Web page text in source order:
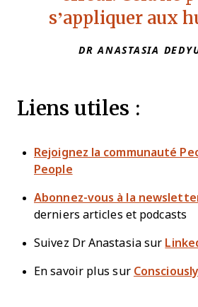
s’appliquer aux
DR ANASTASIA
Liens utiles :
Rejoignez la communauté
People
Abonnez-vous à la
derniers articles et podcasts
Suivez Dr Anastasia sur
En savoir plus sur